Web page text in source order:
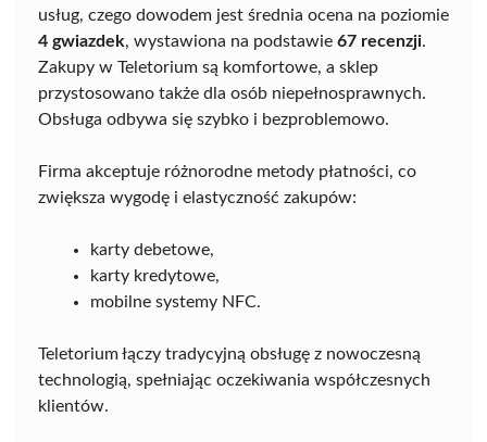
usług, czego dowodem jest średnia ocena na poziomie
4 gwiazdek, wystawiona na podstawie 67 recenzji.
Zakupy w Teletorium są komfortowe, a sklep
przystosowano także dla osób niepełnosprawnych.
Obsługa odbywa się szybko i bezproblemowo.
Firma akceptuje różnorodne metody płatności, co
zwiększa wygodę i elastyczność zakupów:
karty debetowe,
karty kredytowe,
mobilne systemy NFC.
Teletorium łączy tradycyjną obsługę z nowoczesną
technologią, spełniając oczekiwania współczesnych
klientów.